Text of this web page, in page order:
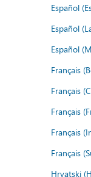
Español
Español
Español
Français
Français
Français
Français
Français
Hrvatski